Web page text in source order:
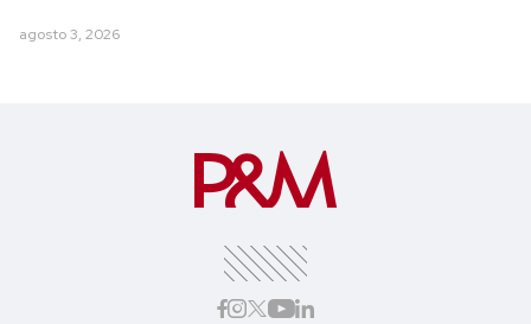
agosto 3, 2026